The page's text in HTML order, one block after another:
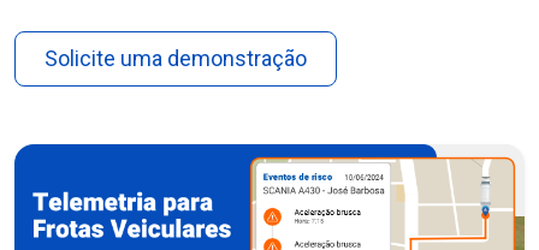
Solicite uma demonstração